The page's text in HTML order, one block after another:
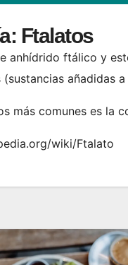
Ftalatos
anhídrido ftálico y
añadidas
más comunes es la
wiki/Ftalato